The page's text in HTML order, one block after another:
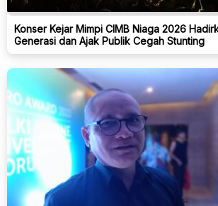
Konser Kejar Mimpi CIMB Niaga 2026
Generasi dan Ajak Publik Cegah Stunting